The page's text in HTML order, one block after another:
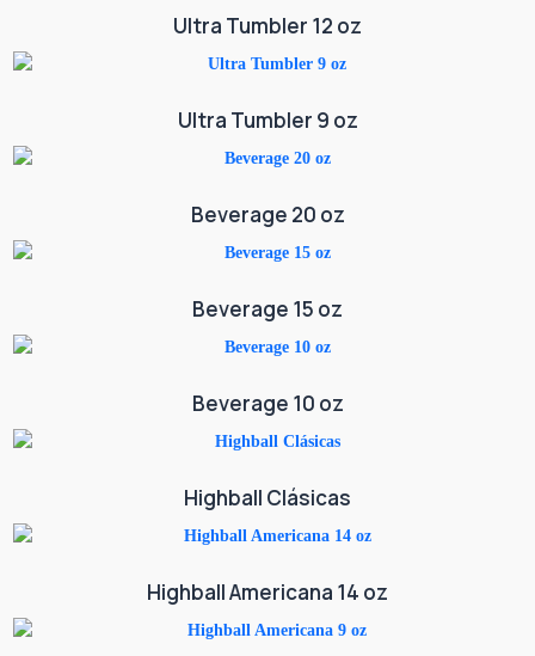
Ultra Tumbler 12 oz
Ultra Tumbler 9 oz
Beverage 20 oz
Beverage 15 oz
Beverage 10 oz
Highball Clásicas
Highball Americana 14 oz